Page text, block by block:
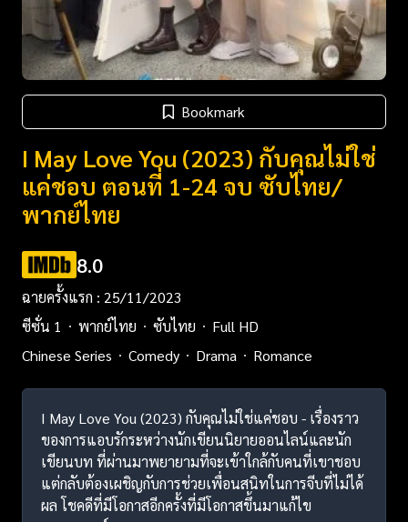
Bookmark
I May Love You (2023) กับคุณไม่ใช่
แค่ชอบ ตอนที่ 1-24 จบ ซับไทย/
พากย์ไทย
8.0
ฉายครั้งแรก : 25/11/2023
ซีซั่น 1
พากย์ไทย ซับไทย
Full HD
Chinese Series
Comedy Drama Romance
I May Love You (2023) กับคุณไม่ใช่แค่ชอบ - เรื่องราว
ของการแอบรักระหว่างนักเขียนนิยายออนไลน์และนัก
เขียนบท ที่ผ่านมาพยายามที่จะเข้าใกล้กับคนที่เขาชอบ
แต่กลับต้องเผชิญกับการช่วยเพื่อนสนิทในการจีบที่ไม่ได้
ผล โชคดีที่มีโอกาสอีกครั้งที่มีโอกาสขึ้นมาแก้ไข